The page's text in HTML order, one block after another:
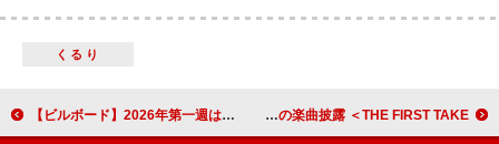
くるり
【ビルボード】2026年第一週は朝井リョウ『イン・ザ・メガチャーチ』が“Bungei Books”首位獲得 チョコプラ、史上初のお笑いコンビとして初登場で“風呂キャン”がテーマの楽曲披露 ＜THE FIRST TAKE＞